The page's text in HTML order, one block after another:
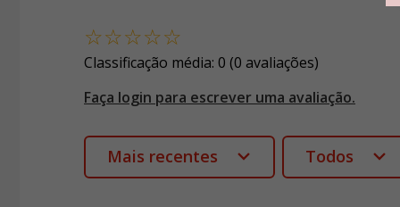
☆☆☆☆☆
Classificação média: 0 (0 avaliações)
Faça login para escrever uma avaliação.
Mais recentes Todos